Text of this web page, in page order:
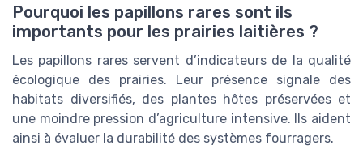
Pourquoi les papillons rares sont ils
importants pour les prairies laitières ?
Les papillons rares servent d’indicateurs de la qualité
écologique des prairies. Leur présence signale des
habitats diversifiés, des plantes hôtes préservées et
une moindre pression d’agriculture intensive. Ils aident
ainsi à évaluer la durabilité des systèmes fourragers.